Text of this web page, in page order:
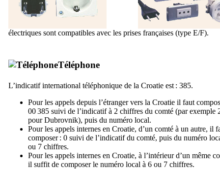
électriques sont compatibles avec les prises françaises (type E/F).
Téléphone
L’indicatif international téléphonique de la Croatie est : 385.
Pour les appels depuis l’étranger vers la Croatie il faut
00 385 suivi de l’indicatif à 2 chiffres du comté (par exemple
pourDubrovnik), puis du numéro local.
Pour les appels internes en Croatie, d’un comté à un autre, il
composer : 0 suivi de l’indicatif du comté, puis du numéro
ou 7 chiffres.
Pour les appels internes en Croatie, à l’intérieur d’un même
il suffit de composer le numéro local à 6 ou 7 chiffres.